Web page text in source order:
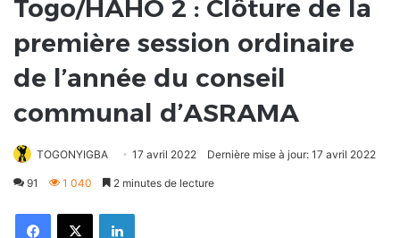
Togo/HAHO 2 : Clôture de la
première session ordinaire
de l’année du conseil
communal d’ASRAMA
TOGONYIGBA 17 avril 2022 Dernière mise à jour: 17 avril 2022
91 1 040 2 minutes de lecture
FacebookX Linkedin